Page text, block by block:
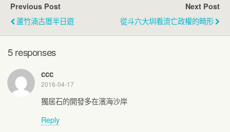
Previous Post
蘆竹湳古厝半日遊
Next Post
從斗六大圳看流亡政權的畸形
5 responses
ccc
2016-04-17
獨居石的開發多在濱海沙岸
Reply